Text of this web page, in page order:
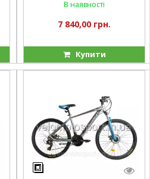
В наявності
7 840,00 грн.
Купити